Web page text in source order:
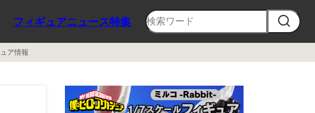
フィギュアニュース特集
ア情報